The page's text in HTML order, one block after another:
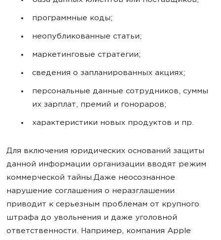
программные коды;
неопубликованные статьи;
маркетинговые стратегии;
сведения о запланированных акциях;
персональные данные сотрудников, суммы
их зарплат, премий и гонораров;
характеристики новых продуктов и пр.
Для включения юридических оснований защиты
данной информации организации вводят режим
коммерческой тайны.Даже неосознанное
нарушение соглашения о неразглашении
приводит к серьезным проблемам от крупного
штрафа до увольнения и даже уголовной
ответственности. Например, компания Apple